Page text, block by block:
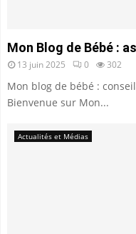
Mon Blog de Bébé :
13 juin 2025 0 302
Mon blog de bébé :
Bienvenue sur Mon...
Actualités et Médias